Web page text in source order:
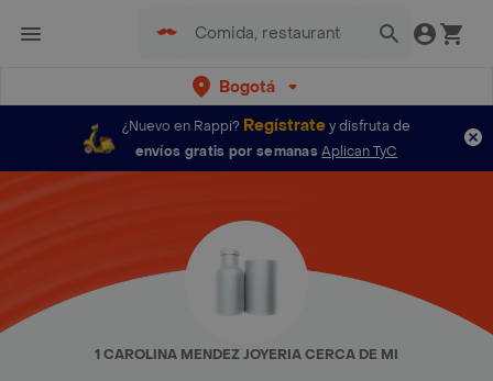
Bogotá
¿Nuevo en Rappi? Regístratey disfruta de
envíos gratis por semanas Aplican TyC
1 CAROLINA MENDEZ JOYERIA CERCA DE MI